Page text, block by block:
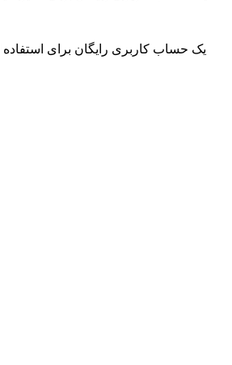
یک حساب کاربری رایگان برای